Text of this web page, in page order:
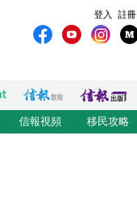
註冊
登入
信報視頻 移民攻略